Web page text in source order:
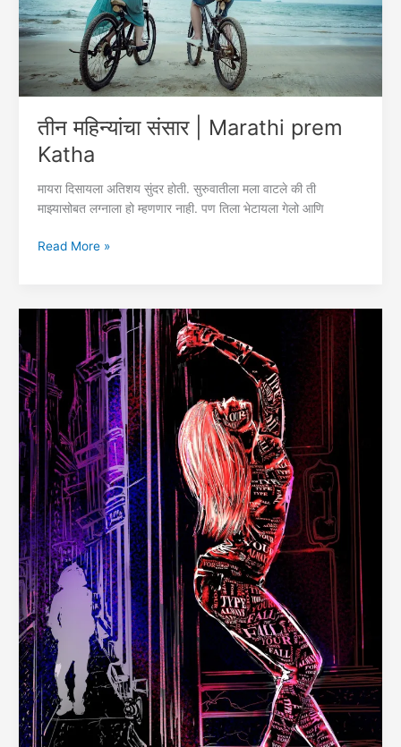
हृदयस्पर्शी
कथा
तीन महिन्यांचा संसार | Marathi prem
Katha
मायरा दिसायला अतिशय सुंदर होती. सुरुवातीला मला वाटले की ती
माझ्यासोबत लग्नाला हो म्हणणार नाही. पण तिला भेटायला गेलो आणि
तीन
Marathi
prem
Katha
Read More »